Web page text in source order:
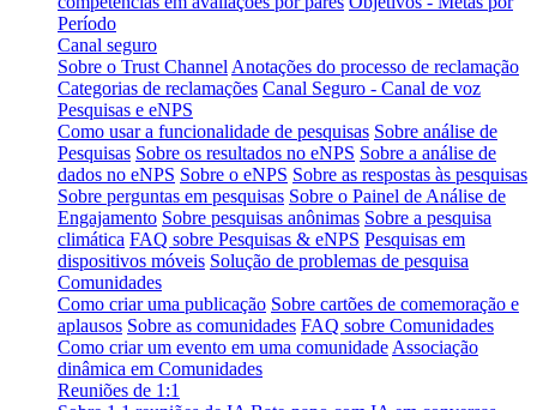
Período
Canal seguro
Sobre o Trust Channel Anotações do processo de reclamação
Categorias de reclamações Canal Seguro - Canal de voz
Pesquisas e eNPS
Como usar a funcionalidade de pesquisas Sobre análise de
Pesquisas Sobre os resultados no eNPS Sobre a análise de
dados no eNPS Sobre o eNPS Sobre as respostas às pesquisas
Sobre perguntas em pesquisas Sobre o Painel de Análise de
Engajamento Sobre pesquisas anônimas Sobre a pesquisa
climática FAQ sobre Pesquisas & eNPS Pesquisas em
dispositivos móveis Solução de problemas de pesquisa
Comunidades
Como criar uma publicação Sobre cartões de comemoração e
aplausos Sobre as comunidades FAQ sobre Comunidades
Como criar um evento em uma comunidade Associação
dinâmica em Comunidades
Reuniões de 1:1